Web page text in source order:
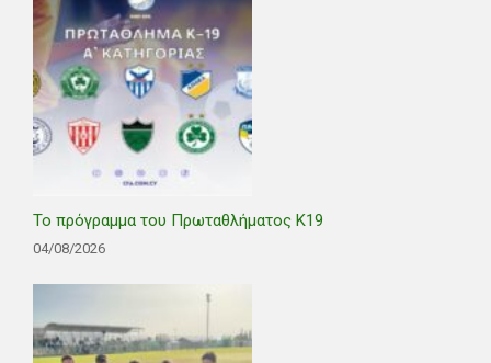
Το πρόγραμμα του Πρωταθλήματος Κ19
04/08/2026